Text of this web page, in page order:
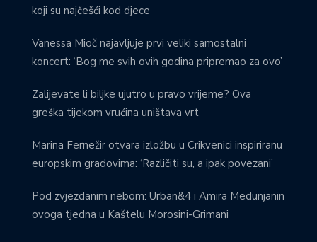
koji su najčešći kod djece
Vanessa Mioč najavljuje prvi veliki samostalni
koncert: ‘Bog me svih ovih godina pripremao za ovo’
Zalijevate li biljke ujutro u pravo vrijeme? Ova
greška tijekom vrućina uništava vrt
Marina Fernežir otvara izložbu u Crikvenici inspiriranu
europskim gradovima: ‘Različiti su, a ipak povezani’
Pod zvjezdanim nebom: Urban&4 i Amira Medunjanin
ovoga tjedna u Kaštelu Morosini-Grimani